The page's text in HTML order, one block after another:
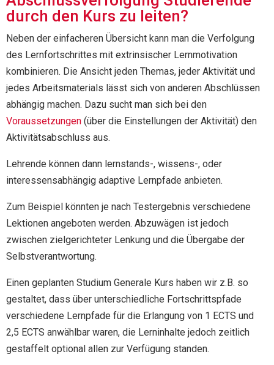
durch den Kurs zu leiten?
Neben der einfacheren Übersicht kann man die Verfolgung
des Lernfortschrittes mit extrinsischer Lernmotivation
kombinieren. Die Ansicht jeden Themas, jeder Aktivität und
jedes Arbeitsmaterials lässt sich von anderen Abschlüssen
abhängig machen. Dazu sucht man sich bei den
Voraussetzungen (über die Einstellungen der Aktivität) den
Aktivitätsabschluss aus.
Lehrende können dann lernstands-, wissens-, oder
interessensabhängig adaptive Lernpfade anbieten.
Zum Beispiel könnten je nach Testergebnis verschiedene
Lektionen angeboten werden. Abzuwägen ist jedoch
zwischen zielgerichteter Lenkung und die Übergabe der
Selbstverantwortung.
Einen geplanten Studium Generale Kurs haben wir z.B. so
gestaltet, dass über unterschiedliche Fortschrittspfade
verschiedene Lernpfade für die Erlangung von 1 ECTS und
2,5 ECTS anwählbar waren, die Lerninhalte jedoch zeitlich
gestaffelt optional allen zur Verfügung standen.